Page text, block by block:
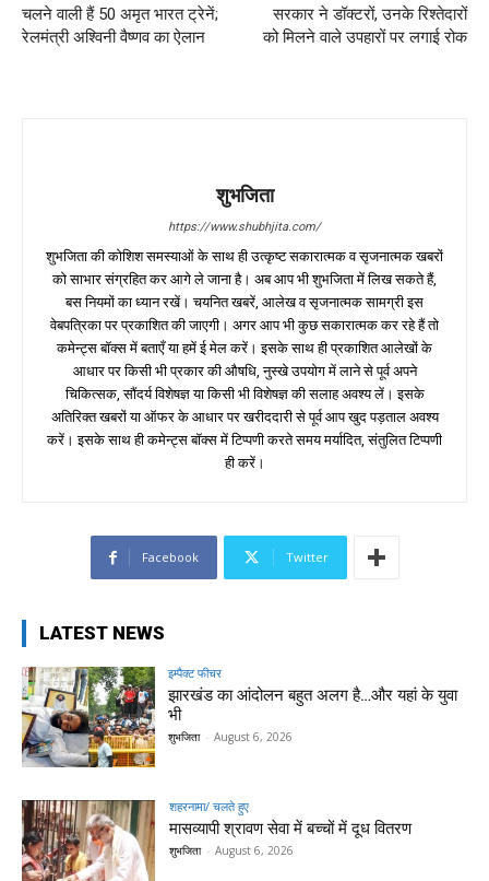
चलने वाली हैं 50 अमृत भारत ट्रेनें;
रेलमंत्री अश्विनी वैष्णव का ऐलान
सरकार ने डॉक्टरों, उनके रिश्तेदारों
को मिलने वाले उपहारों पर लगाई रोक
शुभजिता
https://www.shubhjita.com/
शुभजिता की कोशिश समस्याओं के साथ ही उत्कृष्ट सकारात्मक व सृजनात्मक खबरों
को साभार संग्रहित कर आगे ले जाना है। अब आप भी शुभजिता में लिख सकते हैं,
बस नियमों का ध्यान रखें। चयनित खबरें, आलेख व सृजनात्मक सामग्री इस
वेबपत्रिका पर प्रकाशित की जाएगी। अगर आप भी कुछ सकारात्मक कर रहे हैं तो
कमेन्ट्स बॉक्स में बताएँ या हमें ई मेल करें। इसके साथ ही प्रकाशित आलेखों के
आधार पर किसी भी प्रकार की औषधि, नुस्खे उपयोग में लाने से पूर्व अपने
चिकित्सक, सौंदर्य विशेषज्ञ या किसी भी विशेषज्ञ की सलाह अवश्य लें। इसके
अतिरिक्त खबरों या ऑफर के आधार पर खरीददारी से पूर्व आप खुद पड़ताल अवश्य
करें। इसके साथ ही कमेन्ट्स बॉक्स में टिप्पणी करते समय मर्यादित, संतुलित टिप्पणी
ही करें।
Facebook Twitter
LATEST NEWS
इम्पैक्ट फीचर
झारखंड का आंदोलन बहुत अलग है…और यहां के युवा
भी
शुभजिता - August 6, 2026
शहरनामा/ चलते हुए
मासव्यापी श्रावण सेवा में बच्चों में दूध वितरण
शुभजिता - August 6, 2026